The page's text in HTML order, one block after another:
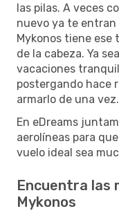
las pilas. A veces
nuevo ya te entran
Mykonos tiene ese
de la cabeza. Ya
vacaciones
postergando hace
armarlo de una vez.
En eDreams
aerolíneas para
vuelo ideal sea
Encuentra las
Mykonos